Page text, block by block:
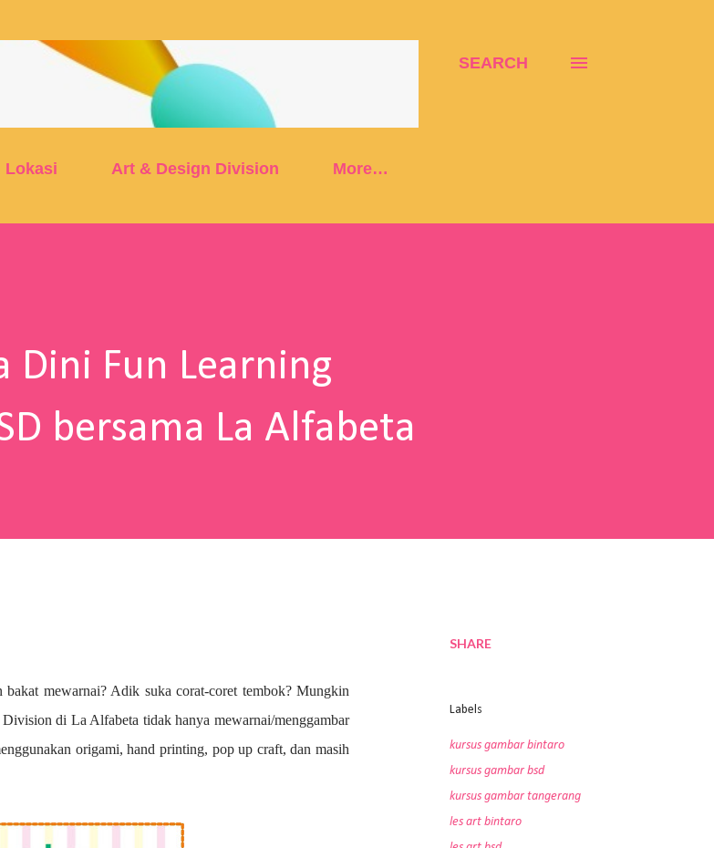
SEARCH
Lokasi Art & Design Division More…
Dini Fun Learning
bersama La Alfabeta
bakat mewarnai? Adik suka corat-coret tembok? Mungkin
di La Alfabeta tidak hanya mewarnai/menggambar
origami, hand printing, pop up craft, dan masih
SHARE
Labels
kursus gambar bintaro
kursus gambar bsd
kursus gambar tangerang
les art bintaro